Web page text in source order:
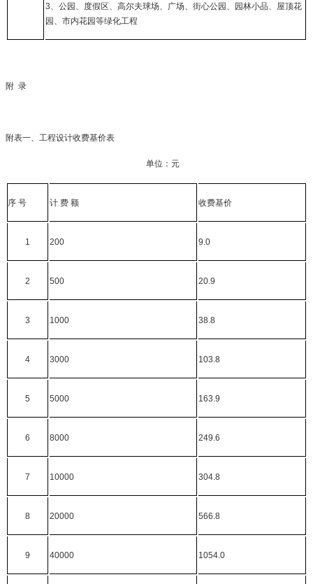
3 、公园、度假区、高尔夫球场、广场、街心公园、园林小品、屋顶花
园、市内花园等绿化工程
附 录
附表一、工程设计收费基价表
单位：元
序 号 计 费 额 收费基价
1 200 9.0
2 500 20.9
3 1000 38.8
4 3000 103.8
5 5000 163.9
6 8000 249.6
7 10000 304.8
8 20000 566.8
9 40000 1054.0